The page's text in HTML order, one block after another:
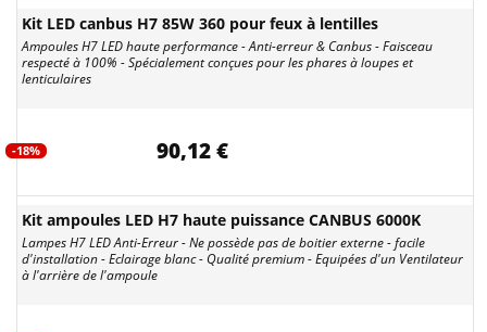
Kit LED canbus H7 85W 360 pour feux à lentilles
Ampoules H7 LED haute performance - Anti-erreur & Canbus - Faisceau
respecté à 100% - Spécialement conçues pour les phares à loupes et
lenticulaires
-18% 90,12 €
Kit ampoules LED H7 haute puissance CANBUS 6000K
Lampes H7 LED Anti-Erreur - Ne possède pas de boitier externe - facile
d'installation - Eclairage blanc - Qualité premium - Equipées d'un Ventilateur
à l'arrière de l'ampoule